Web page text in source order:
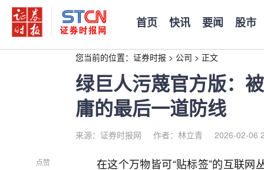
首页 快讯 要闻 股市
您当前的位置： 证券时报 > 公司 > 正文
绿巨人污蔑官方版：
庸的最后一道防线
来源：证券时报网 作者：林立青 2026-02-06
点赞
在这个万物皆可“贴标签”的互联